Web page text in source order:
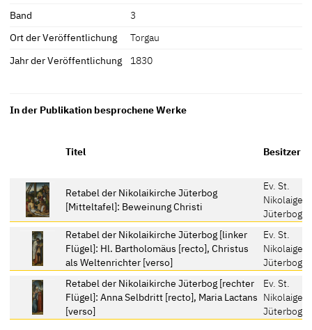
Band
3
Ort der Veröffentlichung
Torgau
Jahr der Veröffentlichung
1830
In der Publikation besprochene Werke
Titel Besitzer
Retabel der Nikolaikirche Jüterbog
[Mitteltafel]: Beweinung Christi
Ev. St.
Jüterbog
Retabel der Nikolaikirche Jüterbog [linker
Flügel]: Hl. Bartholomäus [recto], Christus
als Weltenrichter [verso]
Ev. St.
Jüterbog
Retabel der Nikolaikirche Jüterbog [rechter
Flügel]: Anna Selbdritt [recto], Maria Lactans
[verso]
Ev. St.
Jüterbog